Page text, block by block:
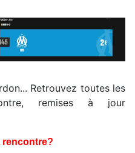
Retrouvez toutes les
remises à jour
rencontre?